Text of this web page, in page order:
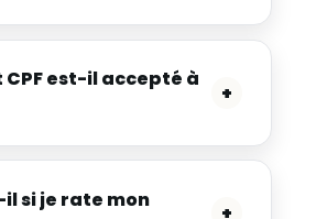
est-il accepté à
+
si je rate mon
+